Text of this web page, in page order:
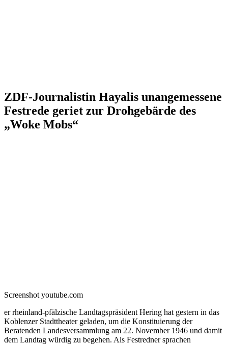
ZDF-Journalistin Hayalis unangemessene
Festrede geriet zur Drohgebärde des
„Woke Mobs“
Screenshot youtube.com
er rheinland-pfälzische Landtagspräsident Hering hat gestern in das
Koblenzer Stadttheater geladen, um die Konstituierung der
Beratenden Landesversammlung am 22. November 1946 und damit
dem Landtag würdig zu begehen. Als Festredner sprachen